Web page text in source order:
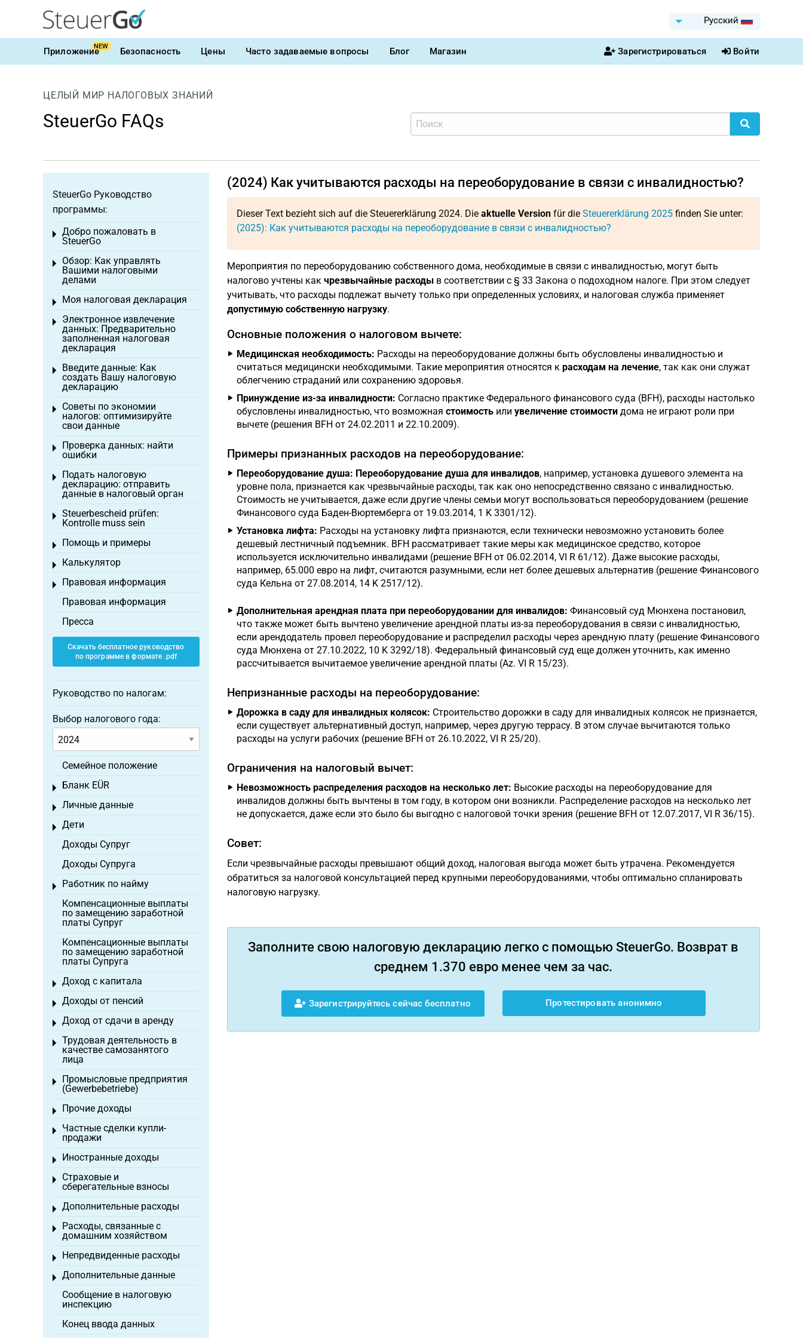
Pусский
ПриложениеNEW Безопасность Цены Часто задаваемые вопросы Блог Магазин Зарегистрироваться Войти
ЦЕЛЫЙ МИР НАЛОГОВЫХ ЗНАНИЙ
SteuerGo FAQs
(2024) Как учитываются расходы на переоборудование в связи с инвалидностью?
Dieser Text bezieht sich auf die Steuererklärung 2024. Die aktuelle Versionfür die Steuererklärung 2025finden Sie unter:
(2025): Как учитываются расходы на переоборудование в связи с инвалидностью?
Мероприятия по переоборудованию собственного дома, необходимые в связи с инвалидностью, могут быть
налогово учтены как чрезвычайные расходыв соответствии с § 33 Закона о подоходном налоге. При этом следует
учитывать, что расходы подлежат вычету только при определенных условиях, и налоговая служба применяет
допустимую собственную нагрузку.
Основные положения о налоговом вычете:
Медицинская необходимость: Расходы на переоборудование должны быть обусловлены инвалидностью и
считаться медицински необходимыми. Такие мероприятия относятся к расходам на лечение, так как они служат
облегчению страданий или сохранению здоровья.
Принуждение из-за инвалидности: Согласно практике Федерального финансового суда (BFH), расходы настолько
обусловлены инвалидностью, что возможная стоимостьили увеличение стоимостидома не играют роли при
вычете (решения BFH от 24.02.2011 и 22.10.2009).
Примеры признанных расходов на переоборудование:
Переоборудование душа: Переоборудование душа для инвалидов, например, установка душевого элемента на
уровне пола, признается как чрезвычайные расходы, так как оно непосредственно связано с инвалидностью.
Стоимость не учитывается, даже если другие члены семьи могут воспользоваться переоборудованием (решение
Финансового суда Баден-Вюртемберга от 19.03.2014, 1 K 3301/12).
Установка лифта: Расходы на установку лифта признаются, если технически невозможно установить более
дешевый лестничный подъемник. BFH рассматривает такие меры как медицинское средство, которое
используется исключительно инвалидами (решение BFH от 06.02.2014, VI R 61/12). Даже высокие расходы,
например, 65.000 евро на лифт, считаются разумными, если нет более дешевых альтернатив (решение Финансового
суда Кельна от 27.08.2014, 14 K 2517/12).
Дополнительная арендная плата при переоборудовании для инвалидов: Финансовый суд Мюнхена постановил,
что также может быть вычтено увеличение арендной платы из-за переоборудования в связи с инвалидностью,
если арендодатель провел переоборудование и распределил расходы через арендную плату (решение Финансового
суда Мюнхена от 27.10.2022, 10 K 3292/18). Федеральный финансовый суд еще должен уточнить, как именно
рассчитывается вычитаемое увеличение арендной платы (Az. VI R 15/23).
Непризнанные расходы на переоборудование:
Дорожка в саду для инвалидных колясок: Строительство дорожки в саду для инвалидных колясок не признается,
если существует альтернативный доступ, например, через другую террасу. В этом случае вычитаются только
расходы на услуги рабочих (решение BFH от 26.10.2022, VI R 25/20).
Ограничения на налоговый вычет:
Невозможность распределения расходов на несколько лет: Высокие расходы на переоборудование для
инвалидов должны быть вычтены в том году, в котором они возникли. Распределение расходов на несколько лет
не допускается, даже если это было бы выгодно с налоговой точки зрения (решение BFH от 12.07.2017, VI R 36/15).
Совет:
Если чрезвычайные расходы превышают общий доход, налоговая выгода может быть утрачена. Рекомендуется
обратиться за налоговой консультацией перед крупными переоборудованиями, чтобы оптимально спланировать
налоговую нагрузку.
Заполните свою налоговую декларацию легко с помощью SteuerGo. Возврат в
среднем 1.370 евро менее чем за час.
Зарегистрируйтесь сейчас бесплатно Протестировать анонимно
SteuerGo Руководство
программы:
Добро пожаловать в
SteuerGo
Toggle menu
Обзор: Как управлять
Вашими налоговыми
делами
Toggle menu
Моя налоговая декларация
Toggle menu
Электронное извлечение
данных: Предварительно
заполненная налоговая
декларация
Toggle menu
Введите данные: Как
создать Вашу налоговую
декларацию
Toggle menu
Советы по экономии
налогов: оптимизируйте
свои данные
Toggle menu
Проверка данных: найти
ошибки
Toggle menu
Подать налоговую
декларацию: отправить
данные в налоговый орган
Toggle menu
Steuerbescheid prüfen:
Kontrolle muss sein
Toggle menu
Помощь и примеры
Toggle menu
Калькулятор
Toggle menu
Правовая информация
Toggle menu
Правовая информация
Пресса
Скачать бесплатное руководство
по программе в формате .pdf
Руководство по налогам:
Выбор налогового года:
Семейное положение
Бланк EÜR
Toggle menu
Личные данные
Toggle menu
Дети
Toggle menu
Доходы Супруг
Доходы Супруга
Работник по найму
Toggle menu
Компенсационные выплаты
по замещению заработной
платы Супруг
Компенсационные выплаты
по замещению заработной
платы Супруга
Доход с капитала
Toggle menu
Доходы от пенсий
Toggle menu
Доход от сдачи в аренду
Toggle menu
Трудовая деятельность в
качестве самозанятого
лица
Toggle menu
Промысловые предприятия
(Gewerbebetriebe)
Toggle menu
Прочие доходы
Toggle menu
Частные сделки купли-
продажи
Toggle menu
Иностранные доходы
Toggle menu
Страховые и
сберегательные взносы
Toggle menu
Дополнительные расходы
Toggle menu
Расходы, связанные с
домашним хозяйством
Toggle menu
Непредвиденные расходы
Toggle menu
Дополнительные данные
Toggle menu
Сообщение в налоговую
инспекцию
Конец ввода данных